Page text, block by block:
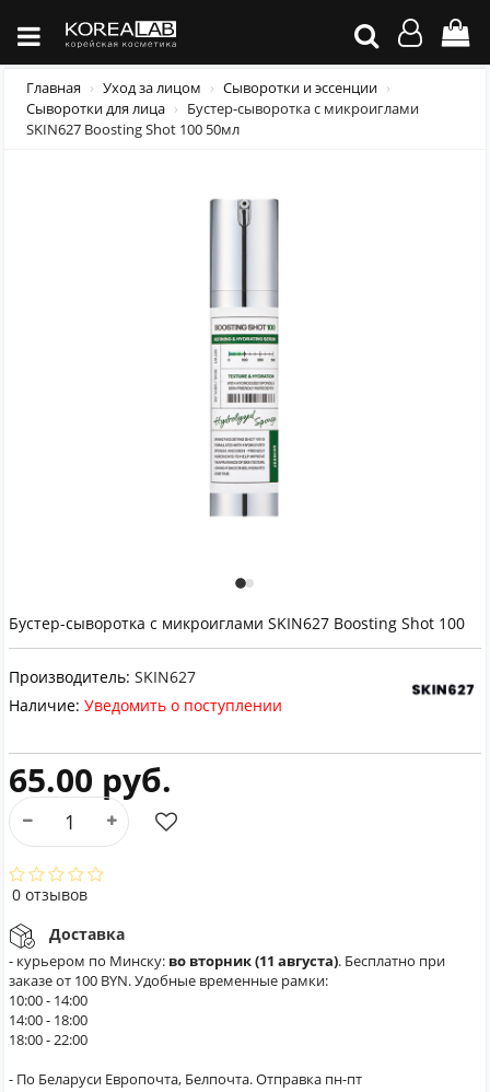
Главная Уход за лицом
Сыворотки и эссенции
Сыворотки для лица
Бустер-сыворотка с микроиглами
SKIN627 Boosting Shot 100 50мл
Бустер-сыворотка с микроиглами SKIN627 Boosting Shot 100
Производитель: SKIN627
Наличие: Уведомить о поступлении
65.00 руб.
0 отзывов
Доставка
- курьером по Минску: во вторник (11 августа). Бесплатно при
заказе от 100 BYN. Удобные временные рамки:
10:00 - 14:00
14:00 - 18:00
18:00 - 22:00
- По Беларуси Европочта, Белпочта. Отправка пн-пт